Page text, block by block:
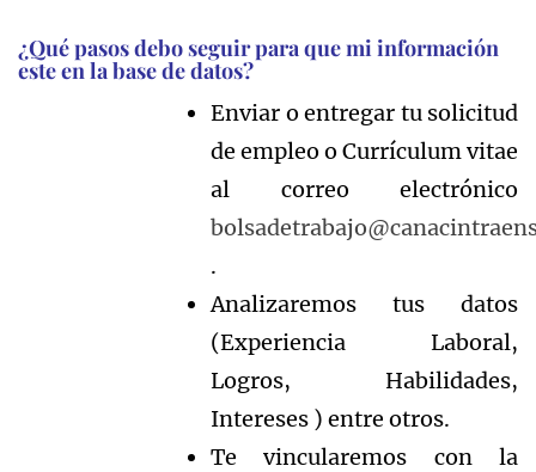
¿Qué pasos debo seguir para que mi información
este en la base de datos?
Enviar o entregar tu solicitud
de empleo o Currículum vitae
al correo electrónico
.
Analizaremos tus datos
(Experiencia Laboral,
Logros, Habilidades,
Intereses ) entre otros.
Te vincularemos con la